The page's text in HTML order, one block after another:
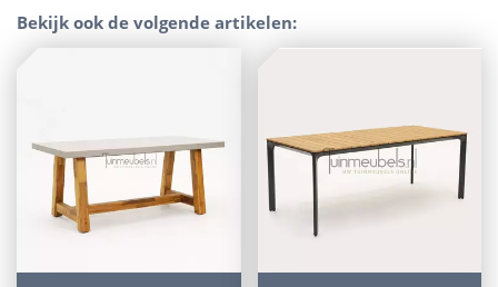
Bekijk ook de volgende artikelen: